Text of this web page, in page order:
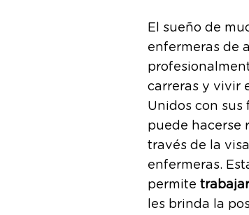
El sueño de
enfermeras de
carreras y vivir
Unidos con sus
puede hacerse
través de la
enfermeras.
permite
les brinda la